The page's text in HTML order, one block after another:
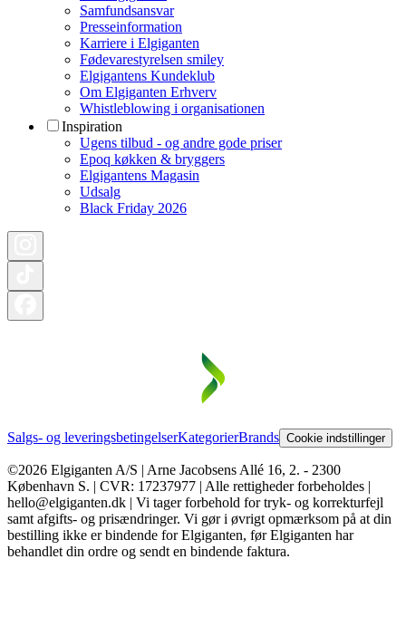
Samfundsansvar
Presseinformation
Karriere i Elgiganten
Fødevarestyrelsen smiley
Elgigantens Kundeklub
Om Elgiganten Erhverv
Whistleblowing i organisationen
Inspiration
Ugens tilbud - og andre gode priser
Epoq køkken & bryggers
Elgigantens Magasin
Udsalg
Black Friday 2026
Salgs- og leveringsbetingelserKategorierBrands Cookie indstillinger
©2026 Elgiganten A/S | Arne Jacobsens Allé 16, 2. - 2300
København S. | CVR: 17237977 | Alle rettigheder forbeholdes |
hello@elgiganten.dk | Vi tager forbehold for tryk- og korrekturfejl
samt afgifts- og prisændringer. Vi gør i øvrigt opmærksom på at din
bestilling ikke er bindende for Elgiganten, før Elgiganten har
behandlet din ordre og sendt en bindende faktura.